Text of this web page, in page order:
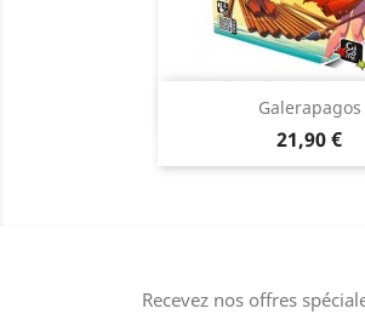
Galerapagos
Prix
21,90 €
Aperçu
Recevez nos offres